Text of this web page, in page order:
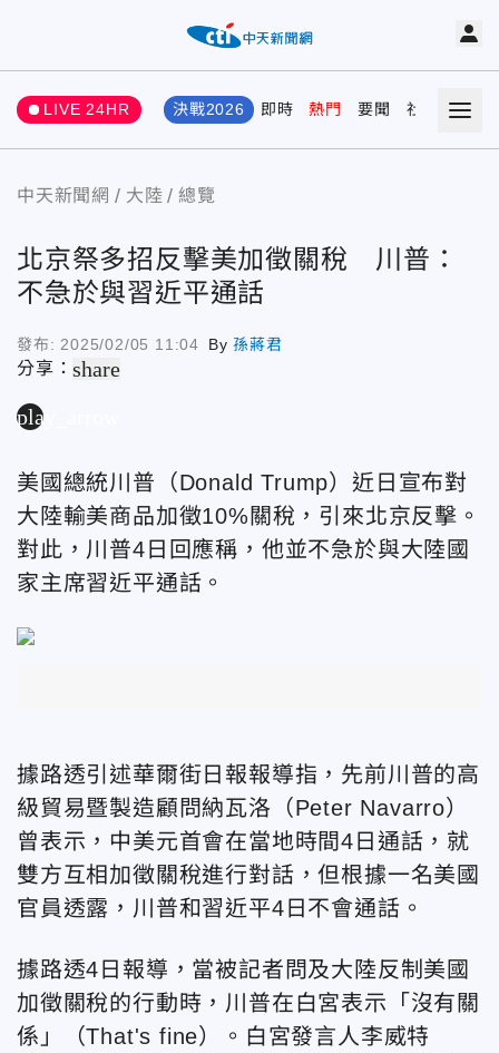
LIVE 24HR 決戰2026 即時 熱門 要聞 社會 娛樂
中天新聞網 大陸 總覽
北京祭多招反擊美加徵關稅 川普：
不急於與習近平通話
發布: 2025/02/05 11:04 By孫蔣君
分享：share
play_arrow
美國總統川普（Donald Trump） 近日宣布對
大陸輸美商品加徵10%關稅，引來北京反擊。
對此， 川普4日回應稱，他並不急於與大陸國
家主席習近平通話。
據路透引述華爾街日報報導指，先前川普的高
級貿易暨製造顧問納瓦洛 （Peter Navarro）
曾表示，中美元首會在當地時間4日通話，就
雙方互相加徵關稅進行對話，但根據一名美國
官員透露，川普和習近平4日不會通話 。
據路透4日報導，當被記者問及大陸反制美國
加徵關稅的行動時，川普在白宮表示「沒有關
係」（That's fine）。白宮發言人 李威特